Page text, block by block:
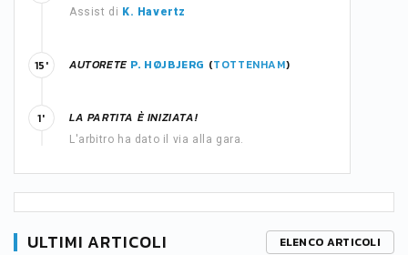
Assist di K. Havertz
AUTORETE P. HØJBJERG (TOTTENHAM)
15'
LA PARTITA È INIZIATA!
L'arbitro ha dato il via alla gara.
1'
ULTIMI ARTICOLI ELENCO ARTICOLI